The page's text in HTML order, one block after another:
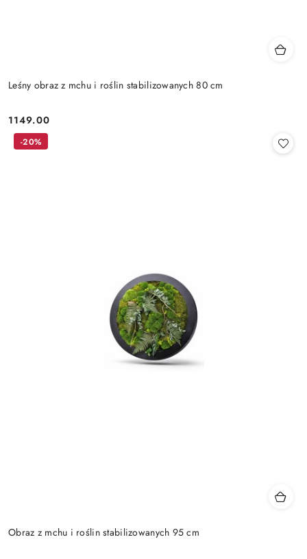
Leśny obraz z mchu i roślin stabilizowanych 80 cm
Cena:
1149.00
Obraz z mchu i roślin stabilizowanych 95 cm
-20%